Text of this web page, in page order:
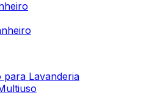
Lavanderia